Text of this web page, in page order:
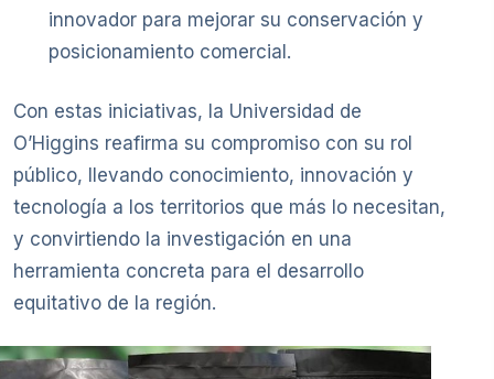
innovador para mejorar su conservación y
posicionamiento comercial.
Con estas iniciativas, la Universidad de
O’Higgins reafirma su compromiso con su rol
público, llevando conocimiento, innovación y
tecnología a los territorios que más lo necesitan,
y convirtiendo la investigación en una
herramienta concreta para el desarrollo
equitativo de la región.